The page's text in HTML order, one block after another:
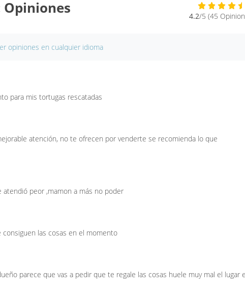
Opiniones 4.2/5 (45
opiniones en cualquier idioma
para mis tortugas rescatadas
atención, no te ofrecen por venderte se recomienda lo que
atendió peor ,mamon a más no poder
consiguen las cosas en el momento
parece que vas a pedir que te regale las cosas huele muy mal el lugar